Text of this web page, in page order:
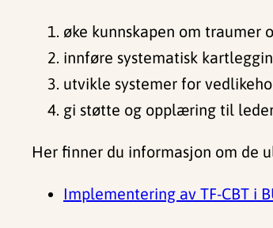
øke kunnskapen om traumer
innføre systematisk
utvikle systemer for
gi støtte og opplæring til
Her finner du informasjon om de
Implementering av TF-CBT i